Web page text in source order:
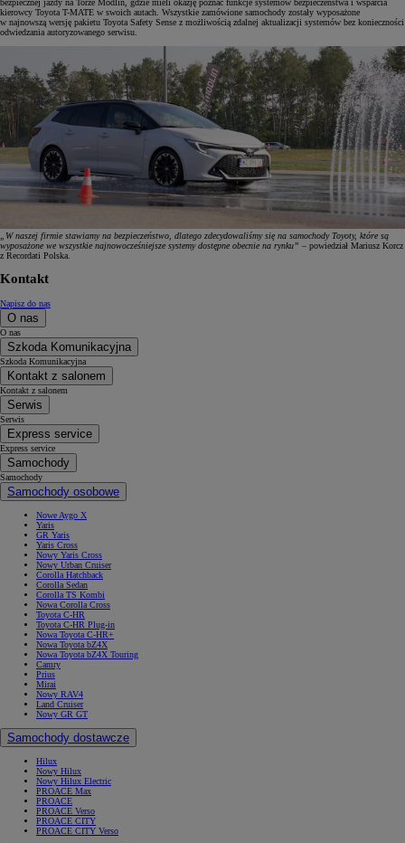
bezpiecznej jazdy na Torze Modlin, gdzie mieli okazję poznać funkcje systemów bezpieczeństwa i wsparcia
kierowcy Toyota T-MATE w swoich autach. Wszystkie zamówione samochody zostały wyposażone
w najnowszą wersję pakietu Toyota Safety Sense z możliwością zdalnej aktualizacji systemów bez konieczności
odwiedzania autoryzowanego serwisu.
„W naszej firmie stawiamy na bezpieczeństwo, dlatego zdecydowaliśmy się na samochody Toyoty, które są
wyposażone we wszystkie najnowocześniejsze systemy dostępne obecnie na rynku” – powiedział Mariusz Korcz
z Recordati Polska.
Kontakt
Napisz do nas
O nas
O nas
Szkoda Komunikacyjna
Szkoda Komunikacyjna
Kontakt z salonem
Kontakt z salonem
Serwis
Serwis
Express service
Express service
Samochody
Samochody
Samochody osobowe
Nowe Aygo X
Yaris
GR Yaris
Yaris Cross
Nowy Yaris Cross
Nowy Urban Cruiser
Corolla Hatchback
Corolla Sedan
Corolla TS Kombi
Nowa Corolla Cross
Toyota C-HR
Toyota C-HR Plug-in
Nowa Toyota C-HR+
Nowa Toyota bZ4X
Nowa Toyota bZ4X Touring
Camry
Prius
Mirai
Nowy RAV4
Land Cruiser
Nowy GR GT
Samochody dostawcze
Hilux
Nowy Hilux
Nowy Hilux Electric
PROACE Max
PROACE
PROACE Verso
PROACE CITY
PROACE CITY Verso